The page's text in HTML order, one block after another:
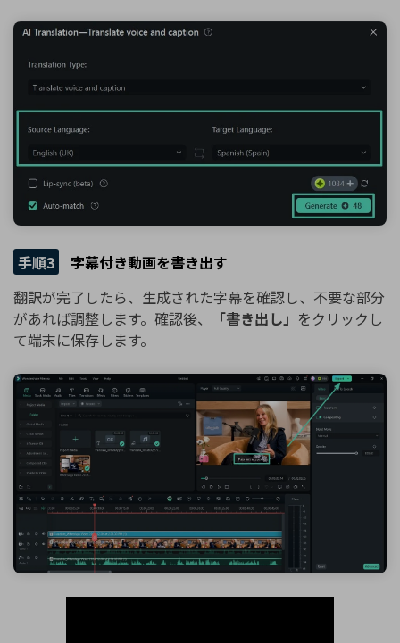
手順3
字幕付き動画を書き出す
翻訳が完了したら、生成された字幕を確認し、不要な部分
があれば調整します。確認後、
「書き出し」 をクリックし
て端末に保存します。